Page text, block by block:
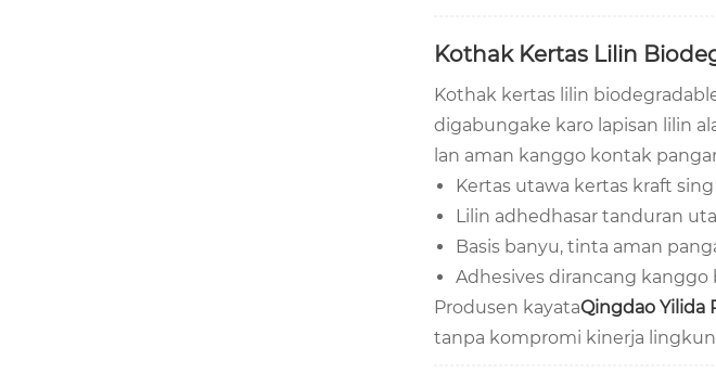
Kothak Kertas Lilin
Kothak kertas lilin
digabungake karo lapisan lilin
lan aman kanggo kontak
Kertas utawa kertas kraft
Lilin adhedhasar tanduran
Basis banyu, tinta aman
Adhesives dirancang
Produsen kayataQingdao Yilida
tanpa kompromi kinerja